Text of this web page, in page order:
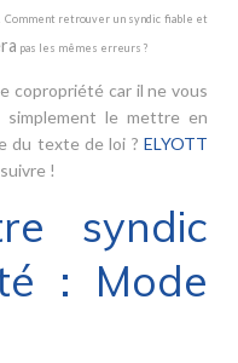
Comment retrouver un syndic fiable et
pas les mêmes erreurs ?
copropriété car il ne vous
le mettre en
du texte de loi ? ELYOTT
!
syndic
: Mode